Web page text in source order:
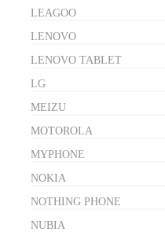
LEAGOO
LENOVO
LENOVO TABLET
LG
MEIZU
MOTOROLA
MYPHONE
NOKIA
NOTHING PHONE
NUBIA